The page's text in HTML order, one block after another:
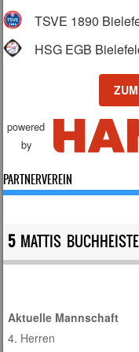
5MATTIS
Aktuelle Mannschaft
4. Herren
TSVE 1890
HSG EGB
powered
by
PARTNERVEREIN